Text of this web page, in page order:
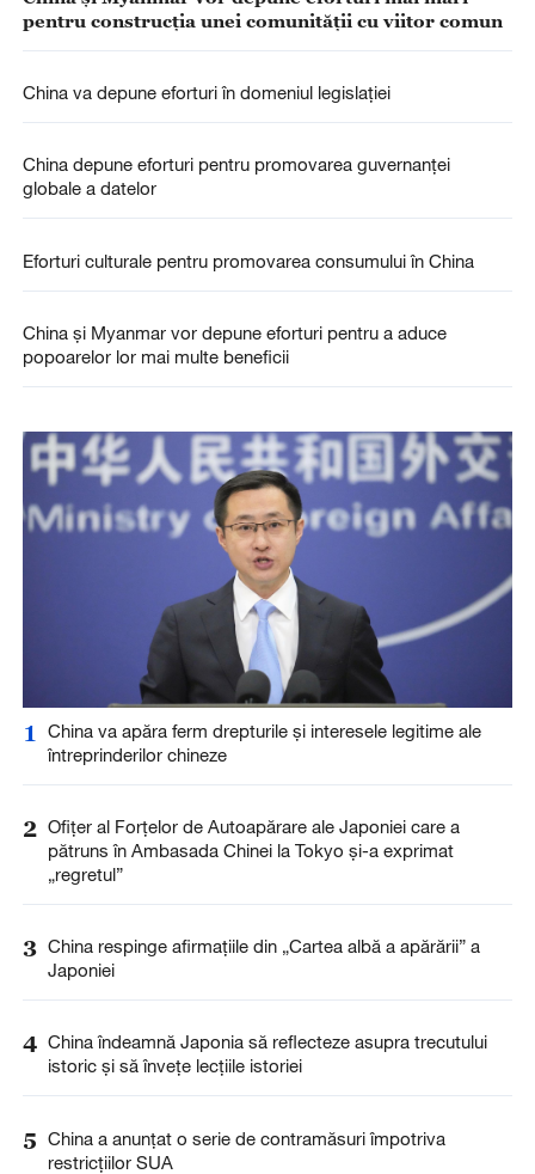
pentru construcția unei comunității cu viitor comun
China va depune eforturi în domeniul legislației
China depune eforturi pentru promovarea guvernanței
globale a datelor
Eforturi culturale pentru promovarea consumului în China
China și Myanmar vor depune eforturi pentru a aduce
popoarelor lor mai multe beneficii
1
China va apăra ferm drepturile și interesele legitime ale
întreprinderilor chineze
2 Ofițer al Forțelor de Autoapărare ale Japoniei care a
pătruns în Ambasada Chinei la Tokyo și-a exprimat
„regretul”
3 China respinge afirmațiile din „Cartea albă a apărării” a
Japoniei
4 China îndeamnă Japonia să reflecteze asupra trecutului
istoric și să învețe lecțiile istoriei
5 China a anunţat o serie de contramăsuri împotriva
restricţiilor SUA